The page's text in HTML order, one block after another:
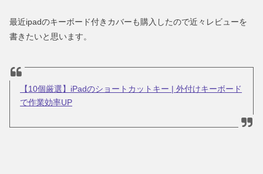
最近ipadのキーボード付きカバーも購入したので近々レビューを
書きたいと思います。
【10個厳選】iPadのショートカットキー | 外付けキーボード
で作業効率UP